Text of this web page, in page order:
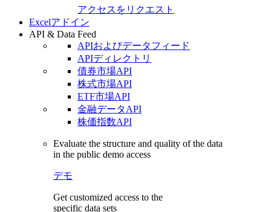
アクセスをリクエスト
Excelアドイン
API & Data Feed
APIおよびデータフィード
APIディレクトリ
債券市場API
株式市場API
ETF市場API
金融データAPI
株価指数API
Evaluate the structure and quality of the data
in the public demo access
デモ
Get customized access to the
specific data sets